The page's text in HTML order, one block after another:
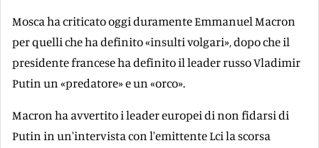
Mosca ha criticato oggi duramente Emmanuel Macron
per quelli che ha definito «insulti volgari», dopo che il
presidente francese ha definito il leader russo Vladimir
Putin un «predatore» e un «orco».
Macron ha avvertito i leader europei di non fidarsi di
Putin in un'intervista con l'emittente Lci la scorsa